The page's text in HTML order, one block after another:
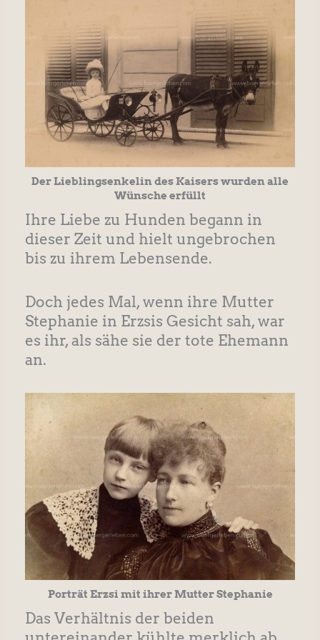
Der Lieblingsenkelin des Kaisers wurden alle
Wünsche erfüllt
Ihre Liebe zu Hunden begann in
dieser Zeit und hielt ungebrochen
bis zu ihrem Lebensende.
Doch jedes Mal, wenn ihre Mutter
Stephanie in Erzsis Gesicht sah, war
es ihr, als sähe sie der tote Ehemann
an.
Porträt Erzsi mit ihrer Mutter Stephanie
Das Verhältnis der beiden